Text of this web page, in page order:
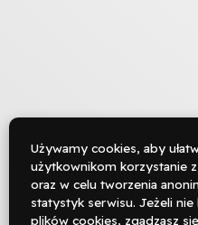

Rezerwuj
Używamy cookies, aby
użytkownikom korzystanie
oraz w celu tworzenia
statystyk serwisu. Jeżeli nie
plików cookies, zgadzasz